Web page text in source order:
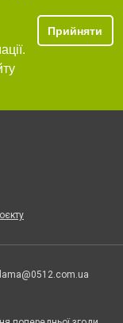
Прийняти